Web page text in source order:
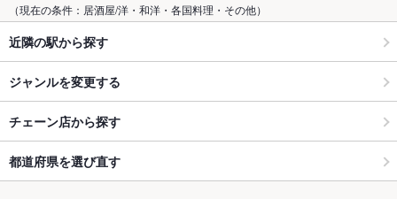
（現在の条件：居酒屋/洋・和洋・各国料理・その他）
近隣の駅から探す
ジャンルを変更する
チェーン店から探す
都道府県を選び直す